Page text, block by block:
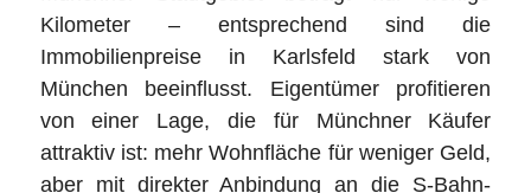
Kilometer – entsprechend sind die
Immobilienpreise in Karlsfeld stark von
München beeinflusst. Eigentümer profitieren
von einer Lage, die für Münchner Käufer
attraktiv ist: mehr Wohnfläche für weniger Geld,
aber mit direkter Anbindung an die S-Bahn-